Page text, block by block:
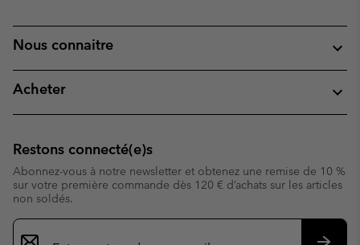
Nous connaitre
Acheter
Restons connecté(e)s
Abonnez-vous à notre newsletter et obtenez une remise de 10 %
sur votre première commande dès 120 € d’achats sur les articles
non soldés.
Inscription